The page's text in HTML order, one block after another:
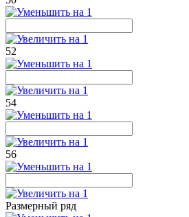
52
54
56
Размерный ряд